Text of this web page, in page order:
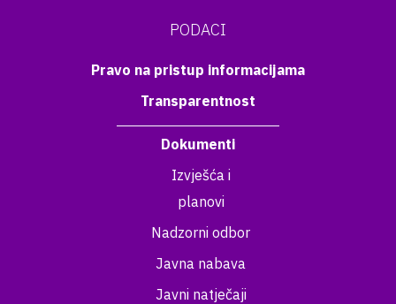
PODACI
Pravo na pristup informacijama
Transparentnost
Dokumenti
Izvješća i
planovi
Nadzorni odbor
Javna nabava
Javni natječaji